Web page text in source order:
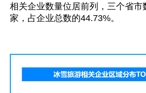
相关企业数量位居前列，三个省市
家，占企业总数的44.73%。